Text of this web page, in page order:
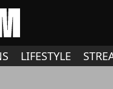
LIFESTYLE